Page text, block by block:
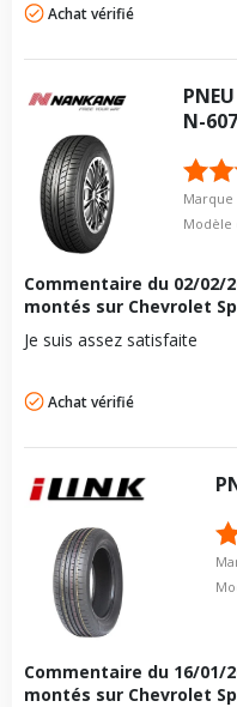
Achat vérifié
PNEU
N-
Commentaire du 02/02/
montés sur Chevrolet
Je suis assez satisfaite
Achat vérifié
Commentaire du 16/01/
montés sur Chevrolet